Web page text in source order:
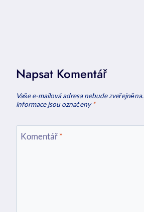
Napsat Komentář
Vaše e-mailová adresa nebude zveřejněna.
informace jsou označeny*
Komentář*